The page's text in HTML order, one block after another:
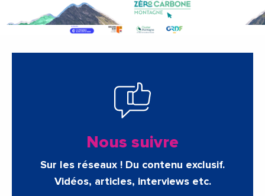
Nous suivre
Sur les réseaux ! Du contenu exclusif.
Vidéos, articles, interviews etc.